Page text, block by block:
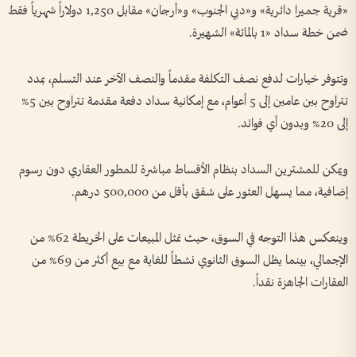
«قرية جميرا دائرية» و«دبي الجنوب» و«أرجان» مقابل 1,250 دولاراً شهرياً فقط
ضمن خطة سداد «1 بالمائة» الشهيرة.
وتتوفر خيارات لدفع نصف التكلفة مقدماً والنصف الآخر عند التسلم، بمدد
تتراوح بين عامين إلى 5 أعوام، مع إمكانية سداد دفعة مقدمة تتراوح بين 5%
إلى 20% وبدون أي فوائد.
ويمكن للمشترين السداد بنظام الأقساط مباشرة للمطور العقاري دون رسوم
إضافية، مما يسهل العثور على شقق بأقل من 500,000 درهم.
وينعكس هذا التوجه في السوق، حيث تمثل المبيعات على الخريطة 62% من
الإجمالي، بينما يظل السوق الثانوي نشطاً للغاية مع بيع أكثر من 69% من
العقارات الجاهزة نقداً.